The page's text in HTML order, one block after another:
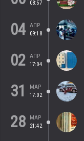
08:57
04 АПР
09:18
02
АПР
17:04
31
МАР
17:02
28
МАР
21:42